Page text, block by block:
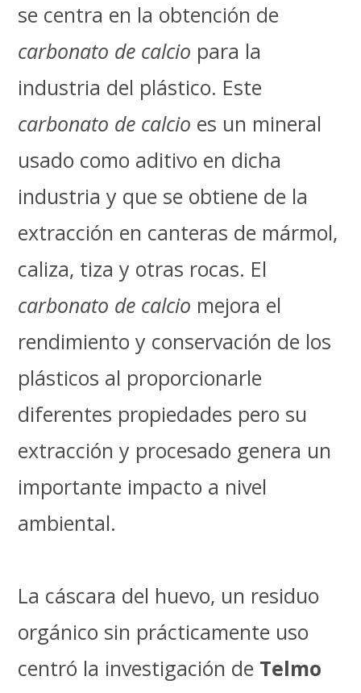
se centra en la obtención de
carbonato de calcio para la
industria del plástico. Este
carbonato de calcio es un mineral
usado como aditivo en dicha
industria y que se obtiene de la
extracción en canteras de mármol,
caliza, tiza y otras rocas. El
carbonato de calcio mejora el
rendimiento y conservación de los
plásticos al proporcionarle
diferentes propiedades pero su
extracción y procesado genera un
importante impacto a nivel
ambiental.
La cáscara del huevo, un residuo
orgánico sin prácticamente uso
centró la investigación de Telmo